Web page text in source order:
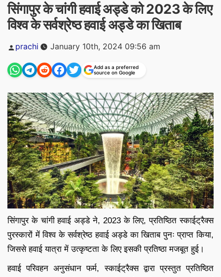
सिंगापुर के चांगी हवाई अड्डे को 2023 के लिए
विश्व के सर्वश्रेष्ठ हवाई अड्डे का खिताब
Posted
by
prachi January 10th, 2024 09:56 am
Add as a preferred
source on Google
सिंगापुर के चांगी हवाई अड्डे ने, 2023 के लिए, प्रतिष्ठित स्काईट्रैक्स
पुरस्कारों में विश्व के सर्वश्रेष्ठ हवाई अड्डे का खिताब पुनः प्राप्त किया,
जिससे हवाई यात्रा में उत्कृष्टता के लिए इसकी प्रतिष्ठा मजबूत हुई।
हवाई परिवहन अनुसंधान फर्म, स्काईट्रैक्स द्वारा प्रस्तुत प्रतिष्ठित